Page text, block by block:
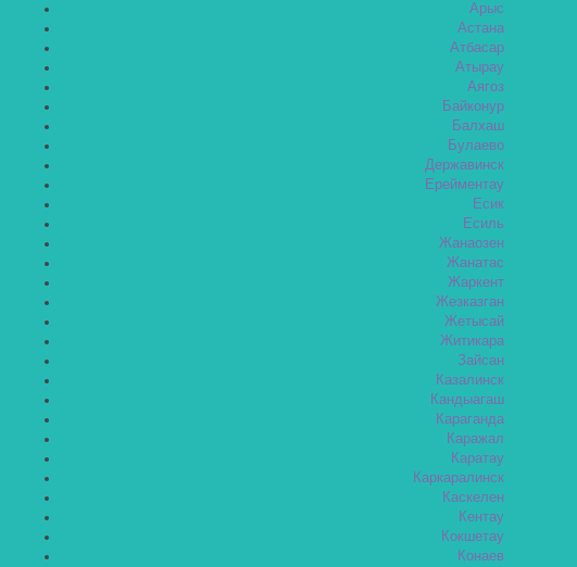
Арыс
Астана
Атбасар
Атырау
Аягоз
Байконур
Балхаш
Булаево
Державинск
Ерейментау
Есик
Есиль
Жанаозен
Жанатас
Жаркент
Жезказган
Жетысай
Житикара
Зайсан
Казалинск
Кандыагаш
Караганда
Каражал
Каратау
Каркаралинск
Каскелен
Кентау
Кокшетау
Конаев